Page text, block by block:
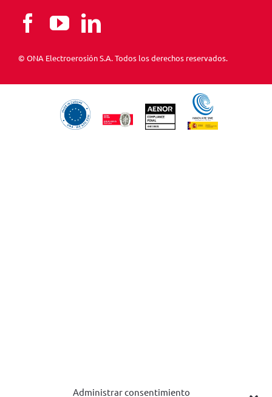
Administrar consentimiento
© ONA Electroerosión S.A. Todos los derechos reservados.